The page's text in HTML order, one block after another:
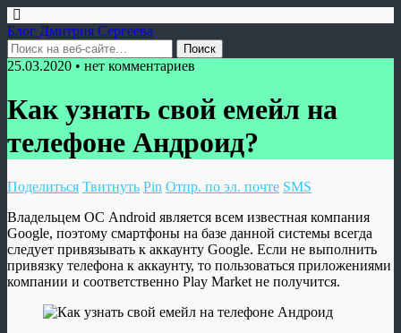
Блог Дмитрия Сергеева
25.03.2020 • нет комментариев
Как узнать свой емейл на
телефоне Андроид?
Поделиться Твитнуть Pin Отпр. по эл. почте SMS
Владельцем ОС Android является всем известная компания
Google, поэтому смартфоны на базе данной системы всегда
следует привязывать к аккаунту Google. Если не выполнить
привязку телефона к аккаунту, то пользоваться приложениями
компании и соответственно Play Market не получится.